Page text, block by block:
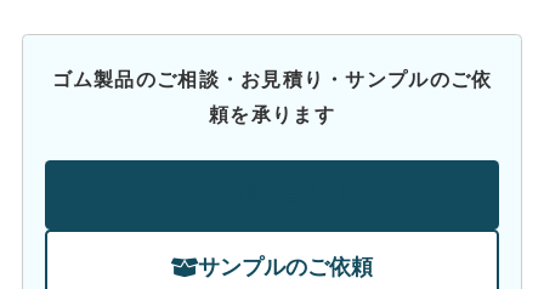
ゴム製品のご相談・お見積り・サンプルのご依
頼を承ります
サンプルのご依頼